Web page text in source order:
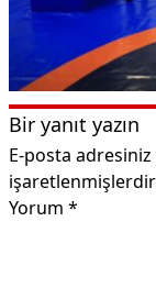
Bir yanıt yazın
E-posta adresiniz
işaretlenmişlerdir
Yorum *